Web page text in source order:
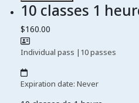
10 classes 1
$160.00
Individual pass | 10 passes
Expiration date: Never